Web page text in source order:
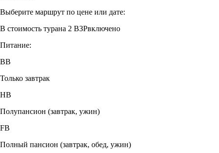
Выберите маршрут по цене или дате:
В стоимость турана 2 ВЗРвключено
Питание:
BB
Только завтрак
HB
Полупансион (завтрак, ужин)
FB
Полный пансион (завтрак, обед, ужин)